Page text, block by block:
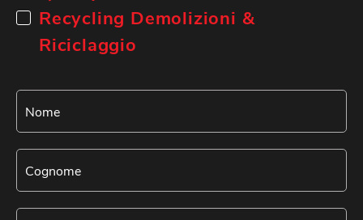
Recycling Demolizioni &
Riciclaggio